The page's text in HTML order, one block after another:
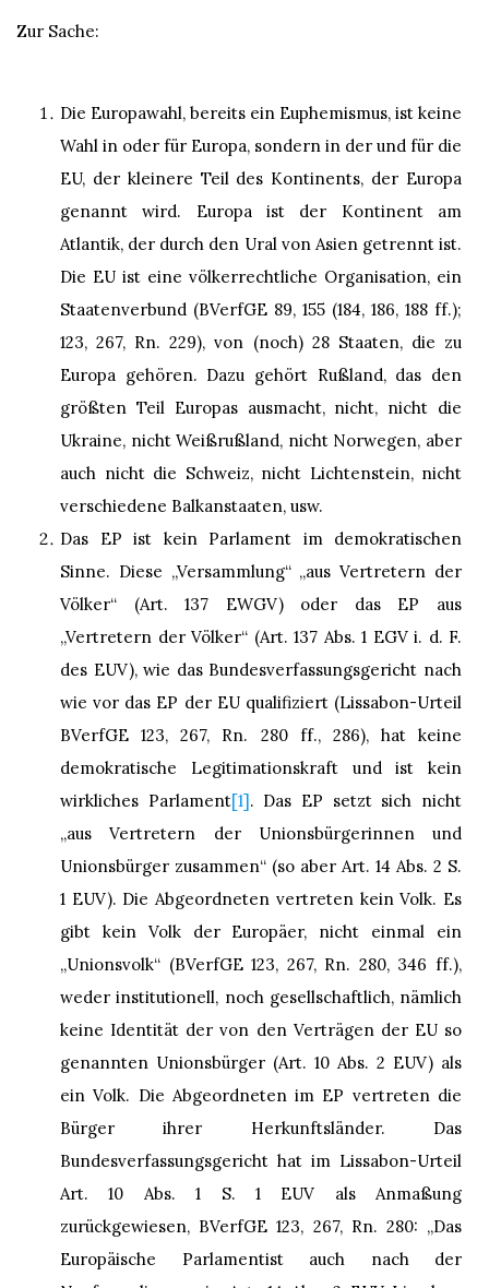
Zur Sache:
Die Europawahl, bereits ein Euphemismus, ist keine
Wahl in oder für Europa, sondern in der und für die
EU, der kleinere Teil des Kontinents, der Europa
genannt wird. Europa ist der Kontinent am
Atlantik, der durch den Ural von Asien getrennt ist.
Die EU ist eine völkerrechtliche Organisation, ein
Staatenverbund (BVerfGE 89, 155 (184, 186, 188 ff.);
123, 267, Rn. 229), von (noch) 28 Staaten, die zu
Europa gehören. Dazu gehört Rußland, das den
größten Teil Europas ausmacht, nicht, nicht die
Ukraine, nicht Weißrußland, nicht Norwegen, aber
auch nicht die Schweiz, nicht Lichtenstein, nicht
verschiedene Balkanstaaten, usw.
Das EP ist kein Parlament im demokratischen
Sinne. Diese „Versammlung“ „aus Vertretern der
Völker“ (Art. 137 EWGV) oder das EP aus
„Vertretern der Völker“ (Art. 137 Abs. 1 EGV i. d. F.
des EUV), wie das Bundesverfassungsgericht nach
wie vor das EP der EU qualifiziert (Lissabon-Urteil
BVerfGE 123, 267, Rn. 280 ff., 286), hat keine
demokratische Legitimationskraft und ist kein
wirkliches Parlament[1]. Das EP setzt sich nicht
„aus Vertretern der Unionsbürgerinnen und
Unionsbürger zusammen“ (so aber Art. 14 Abs. 2 S.
1 EUV). Die Abgeordneten vertreten kein Volk. Es
gibt kein Volk der Europäer, nicht einmal ein
„Unionsvolk“ (BVerfGE 123, 267, Rn. 280, 346 ff.),
weder institutionell, noch gesellschaftlich, nämlich
keine Identität der von den Verträgen der EU so
genannten Unionsbürger (Art. 10 Abs. 2 EUV) als
ein Volk. Die Abgeordneten im EP vertreten die
Bürger ihrer Herkunftsländer. Das
Bundesverfassungsgericht hat im Lissabon-Urteil
Art. 10 Abs. 1 S. 1 EUV als Anmaßung
zurückgewiesen, BVerfGE 123, 267, Rn. 280: „Das
Europäische Parlamentist auch nach der